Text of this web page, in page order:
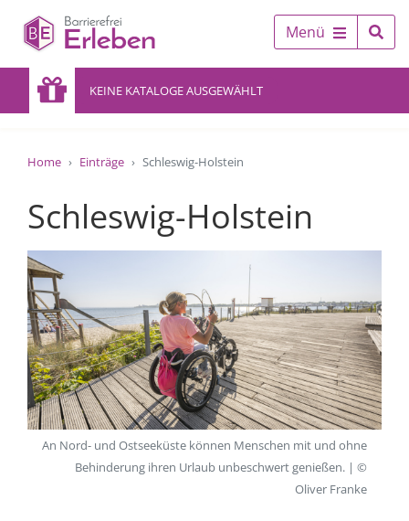
Menü
KEINE KATALOGE AUSGEWÄHLT
Home Einträge Schleswig-Holstein
Schleswig-Holstein
An Nord- und Ostseeküste können Menschen mit und ohne
Behinderung ihren Urlaub unbeschwert genießen. | ©
Oliver Franke